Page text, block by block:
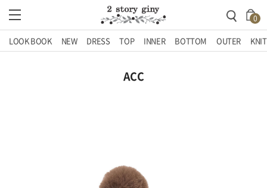
0
LOOK BOOK NEW DRESS TOP INNER BOTTOM OUTER KNIT
ACC